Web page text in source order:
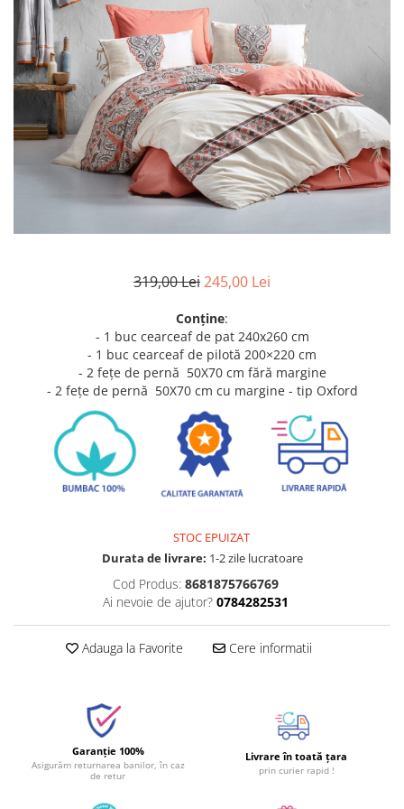
Metraje fețe de masă
Metraje impermeabile
Metraje simple
Metraje Sărbători/Iarnă
Muselină
Nanghin
Lenjerii de pat policoton
Lenjerii de pat finet 6 piese
Lenjerii de pat percale - bumbac
100%
Lenjerii de pat albe
Lenjerii de pat bumbac imprimat
Lenjerii de pat creponate -
bumbac 100%
319,00 Lei245,00 Lei
Conține:
- 1 buc cearceaf de pat 240x260 cm
- 1 buc cearceaf de pilotă 200×220 cm
- 2 fețe de pernă 50X70 cm fără margine
- 2 fețe de pernă 50X70 cm cu margine - tip Oxford
STOC EPUIZAT
Durata de livrare: 1-2 zile lucratoare
Cod Produs: 8681875766769
Ai nevoie de ajutor? 0784282531
Adauga la Favorite Cere informatii
Garanție 100%
Asigurăm returnarea banilor, în caz
de retur
Livrare în toată țara
prin curier rapid !